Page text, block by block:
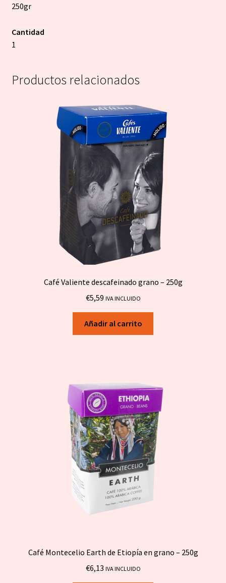
250gr
Cantidad
1
Productos relacionados
Café Valiente descafeinado grano – 250g
€5,59 IVA INCLUIDO
Añadir al carrito
Café Montecelio Earth de Etiopía en grano – 250g
€6,13 IVA INCLUIDO